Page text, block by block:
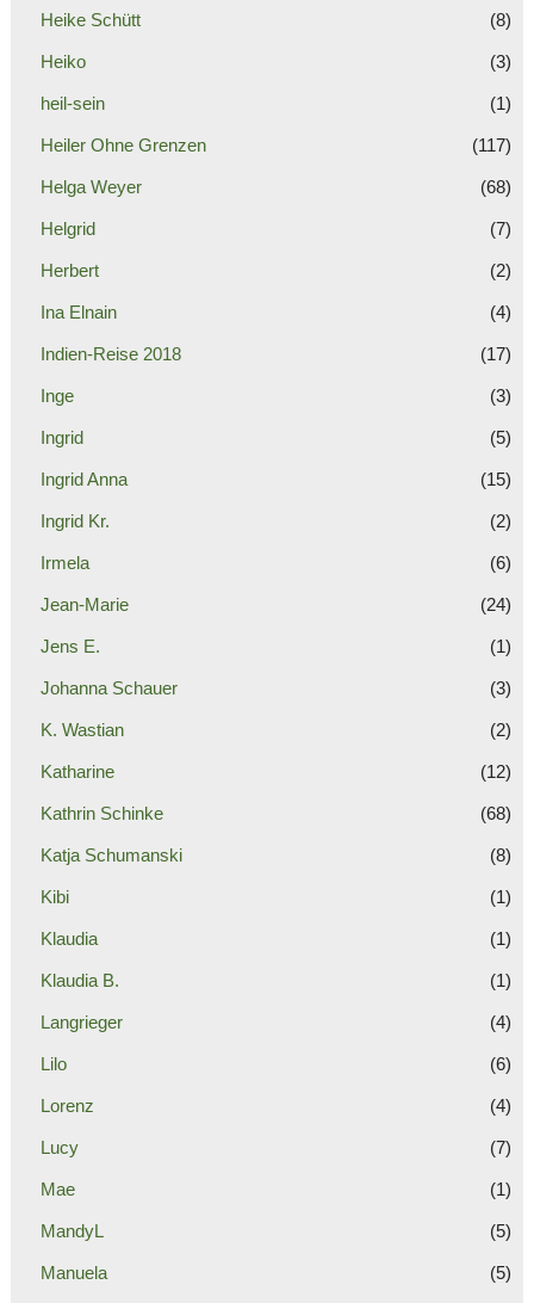
Heike Schütt (8)
Heiko (3)
heil-sein (1)
Heiler Ohne Grenzen (117)
Helga Weyer (68)
Helgrid (7)
Herbert (2)
Ina Elnain (4)
Indien-Reise 2018 (17)
Inge (3)
Ingrid (5)
Ingrid Anna (15)
Ingrid Kr. (2)
Irmela (6)
Jean-Marie (24)
Jens E. (1)
Johanna Schauer (3)
K. Wastian (2)
Katharine (12)
Kathrin Schinke (68)
Katja Schumanski (8)
Kibi (1)
Klaudia (1)
Klaudia B. (1)
Langrieger (4)
Lilo (6)
Lorenz (4)
Lucy (7)
Mae (1)
MandyL (5)
Manuela (5)